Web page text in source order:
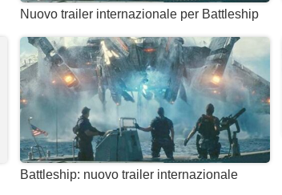
Nuovo trailer internazionale per Battleship
Battleship: nuovo trailer internazionale